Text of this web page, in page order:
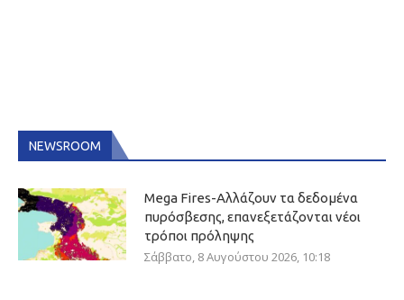
NEWSROOM
Mega Fires-Αλλάζουν τα δεδομένα
πυρόσβεσης, επανεξετάζονται νέοι
τρόποι πρόληψης
Σάββατο, 8 Αυγούστου 2026, 10:18